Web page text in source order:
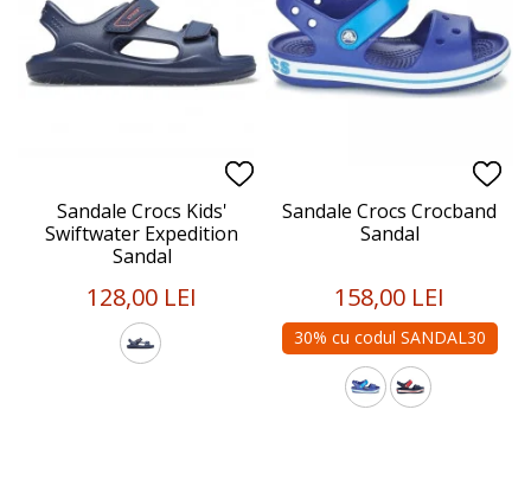
Sandale Crocs Kids'
Swiftwater Expedition
Sandal
128,00 LEI
Sandale Crocs Crocband
Sandal
158,00 LEI
30% cu codul SANDAL30